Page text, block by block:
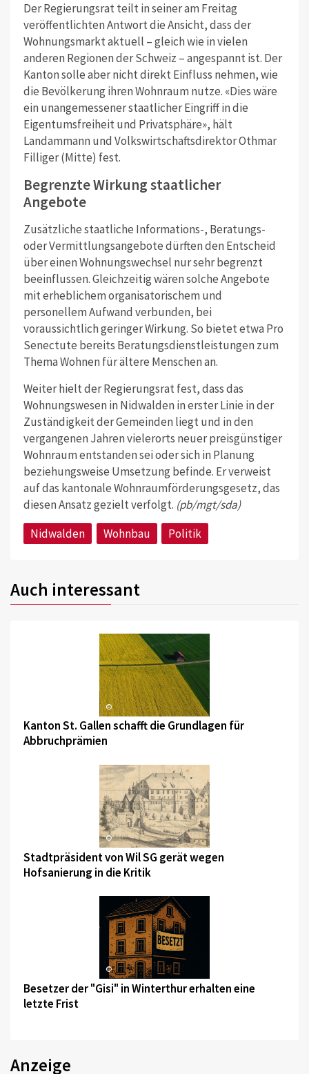
Der Regierungsrat teilt in seiner am Freitag
veröffentlichten Antwort die Ansicht, dass der
Wohnungsmarkt aktuell – gleich wie in vielen
anderen Regionen der Schweiz – angespannt ist. Der
Kanton solle aber nicht direkt Einfluss nehmen, wie
die Bevölkerung ihren Wohnraum nutze. «Dies wäre
ein unangemessener staatlicher Eingriff in die
Eigentumsfreiheit und Privatsphäre», hält
Landammann und Volkswirtschaftsdirektor Othmar
Filliger (Mitte) fest.
Begrenzte Wirkung staatlicher
Angebote
Zusätzliche staatliche Informations-, Beratungs-
oder Vermittlungsangebote dürften den Entscheid
über einen Wohnungswechsel nur sehr begrenzt
beeinflussen. Gleichzeitig wären solche Angebote
mit erheblichem organisatorischem und
personellem Aufwand verbunden, bei
voraussichtlich geringer Wirkung. So bietet etwa Pro
Senectute bereits Beratungsdienstleistungen zum
Thema Wohnen für ältere Menschen an.
Weiter hielt der Regierungsrat fest, dass das
Wohnungswesen in Nidwalden in erster Linie in der
Zuständigkeit der Gemeinden liegt und in den
vergangenen Jahren vielerorts neuer preisgünstiger
Wohnraum entstanden sei oder sich in Planung
beziehungsweise Umsetzung befinde. Er verweist
auf das kantonale Wohnraumförderungsgesetz, das
diesen Ansatz gezielt verfolgt. (pb/mgt/sda)
Nidwalden
Wohnbau Politik
Auch interessant
©
Kanton St. Gallen schafft die Grundlagen für
Abbruchprämien
©
Stadtpräsident von Wil SG gerät wegen
Hofsanierung in die Kritik
©
Besetzer der "Gisi" in Winterthur erhalten eine
letzte Frist
Anzeige